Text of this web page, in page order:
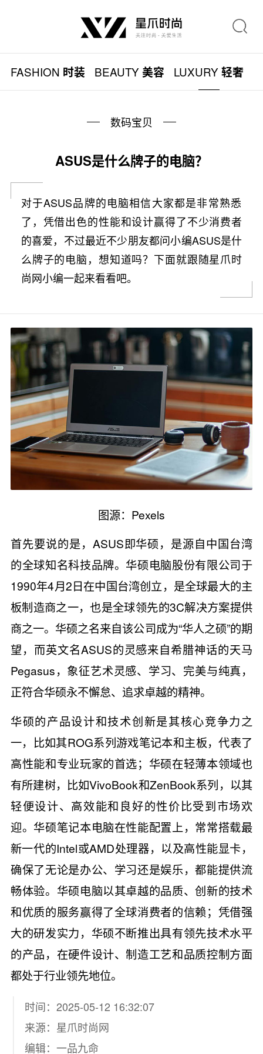
FASHION 时装 BEAUTY美容 LUXURY轻奢
数码宝贝
ASUS是什么牌子的电脑？
对于ASUS品牌的电脑相信大家都是非常熟悉
了，凭借出色的性能和设计赢得了不少消费者
的喜爱，不过最近不少朋友都问小编ASUS是什
么牌子的电脑，想知道吗？下面就跟随星爪时
尚网小编一起来看看吧。
图源：Pexels
首先要说的是，ASUS即华硕，是源自中国台湾
的全球知名科技品牌。华硕电脑股份有限公司于
1990年4月2日在中国台湾创立，是全球最大的主
板制造商之一，也是全球领先的3C解决方案提供
商之一。华硕之名来自该公司成为“华人之硕”的期
望，而英文名ASUS的灵感来自希腊神话的天马
Pegasus，象征艺术灵感、学习、完美与纯真，
正符合华硕永不懈怠、追求卓越的精神。
华硕的产品设计和技术创新是其核心竞争力之
一，比如其ROG系列游戏笔记本和主板，代表了
高性能和专业玩家的首选；华硕在轻薄本领域也
有所建树，比如VivoBook和ZenBook系列，以其
轻便设计、高效能和良好的性价比受到市场欢
迎。华硕笔记本电脑在性能配置上，常常搭载最
新一代的Intel或AMD处理器，以及高性能显卡，
确保了无论是办公、学习还是娱乐，都能提供流
畅体验。华硕电脑以其卓越的品质、创新的技术
和优质的服务赢得了全球消费者的信赖；凭借强
大的研发实力，华硕不断推出具有领先技术水平
的产品，在硬件设计、制造工艺和品质控制方面
都处于行业领先地位。
时间：2025-05-12 16:32:07
来源： 星爪时尚网
编辑：一品九命